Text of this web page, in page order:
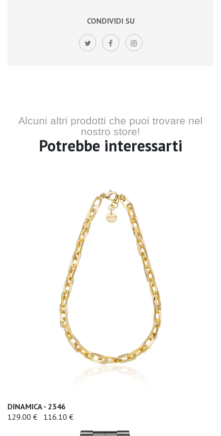
CONDIVIDI SU
Alcuni altri prodotti che puoi trovare nel
nostro store!
Potrebbe interessarti
DINAMICA - 2346
129.00 €
116.10 €